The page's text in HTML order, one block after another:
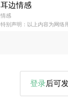
耳边情感
情感
特别声明：以上内容为网络
登录后可